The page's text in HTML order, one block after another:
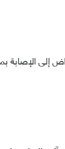
إلى الإصابة